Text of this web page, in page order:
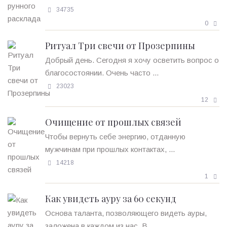
34735
0
Ритуал Три свечи от Прозерпины
Добрый день. Сегодня я хочу осветить вопрос о
благосостоянии. Очень часто ...
23023
12
Очищение от прошлых связей
Чтобы вернуть себе энергию, отданную
мужчинам при прошлых контактах, ...
14218
1
Как увидеть ауру за 60 секунд
Основа таланта, позволяющего видеть ауры,